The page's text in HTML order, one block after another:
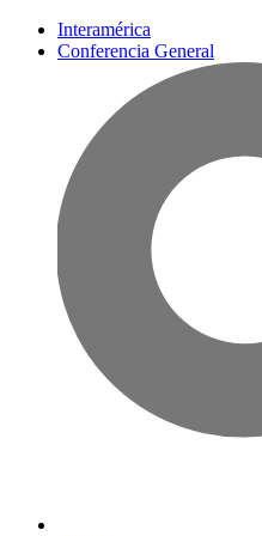
Interamérica
Conferencia General